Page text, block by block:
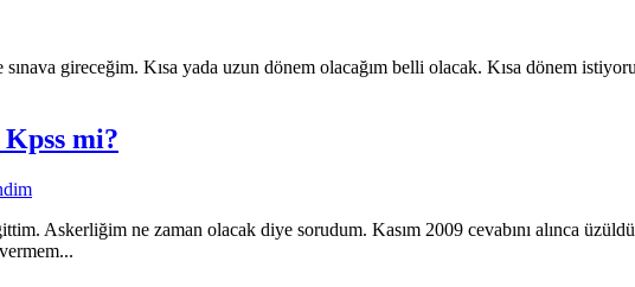
gireceğim. Kısa yada uzun dönem olacağım belli olacak. Kısa dönem
mi?
Askerliğim ne zaman olacak diye sorudum. Kasım 2009 cevabını alınca